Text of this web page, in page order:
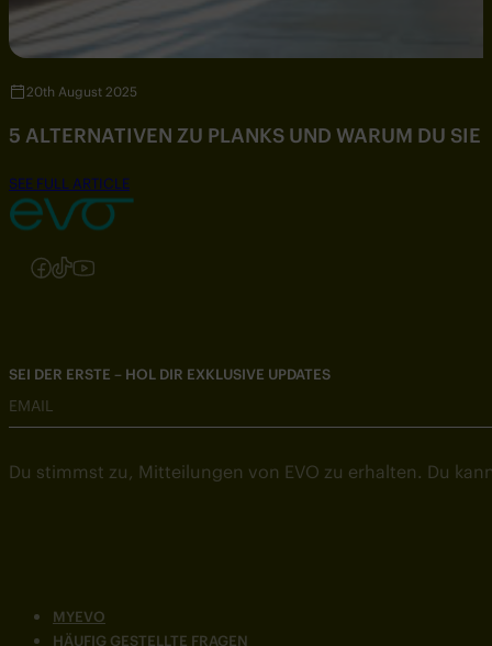
20th August 2025
5 ALTERNATIVEN ZU PLANKS UND WARUM DU
SEE FULL ARTICLE
Folgen Sie uns auf Instagram
Folgen Sie uns auf Facebook
Folgen Sie uns auf TikTok
Folgen Sie uns auf YouTube
MYEVO
HÄUFIG GESTELLTE FRAGEN
SEI DER ERSTE – HOL DIR EXKLUSIVE UPDATES
EMAIL
Du stimmst zu, Mitteilungen von EVO zu erhalten. Du